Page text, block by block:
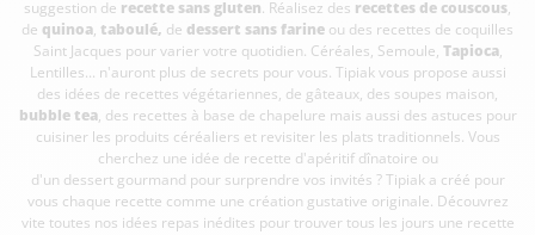
suggestion de recette sans gluten. Réalisez des recettes de couscous,
de quinoa, taboulé, de dessert sans farine ou des recettes de coquilles
Saint Jacques pour varier votre quotidien. Céréales, Semoule, Tapioca,
Lentilles... n'auront plus de secrets pour vous. Tipiak vous propose aussi
des idées de recettes végétariennes, de gâteaux, des soupes maison,
bubble tea, des recettes à base de chapelure mais aussi des astuces pour
cuisiner les produits céréaliers et revisiter les plats traditionnels. Vous
cherchez une idée de recette d'apéritif dînatoire ou
d'un dessert gourmand pour surprendre vos invités ? Tipiak a créé pour
vous chaque recette comme une création gustative originale. Découvrez
vite toutes nos idées repas inédites pour trouver tous les jours une recette